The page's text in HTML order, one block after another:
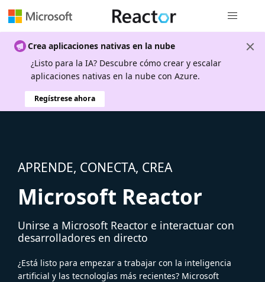
Crea aplicaciones nativas en la nube
¿Listo para la IA? Descubre cómo crear y escalar
aplicaciones nativas en la nube con Azure.
Regístrese ahora
APRENDE, CONECTA, CREA
Microsoft Reactor
Unirse a Microsoft Reactor e interactuar con
desarrolladores en directo
¿Está listo para empezar a trabajar con la inteligencia
artificial y las tecnologías más recientes? Microsoft